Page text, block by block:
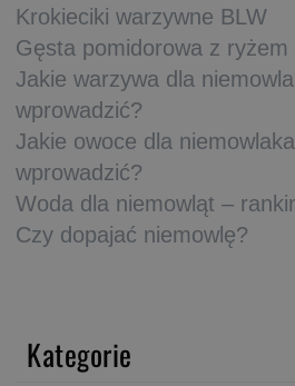
Krokieciki warzywne BLW
Gęsta pomidorowa z ryżem
Jakie warzywa dla
wprowadzić?
Jakie owoce dla
wprowadzić?
Woda dla niemowląt –
Czy dopajać niemowlę?
Kategorie